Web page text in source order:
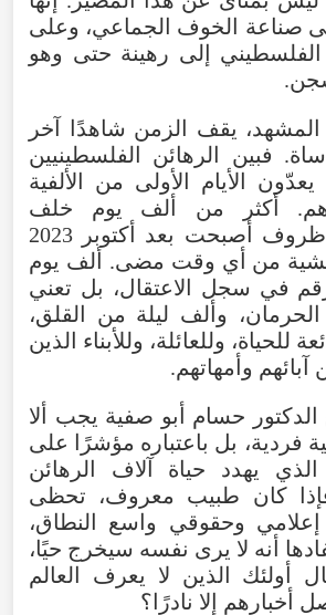
صناعة الخوف الجماعي، وعلى
الفلسطيني إلى رهينة حتى وهو
.
المشهد، يقف الزمن شاهدًا آخر
. فبين الرهائن الفلسطينيين
يعدّون الأيام الأولى من الألفية
. أكثر من ألف يوم
خلف
ظروف أصبحت بعد أكتوبر
من أي وقت مضى. ألف يوم
في سجل الاعتقال، بل تعني
الحرمان، وألف ليلة من القلق،
للحياة، وللعائلة، وللأبناء الذين
آبائهم وأمهاتهم.
الدكتور حسام أبو صفية يجب ألا
فردية، بل باعتباره مؤشرًا على
الذي يهدد حياة آلاف
الرهائن
كان طبيب معروف، تحظى
إعلامي وحقوقي واسع النطاق،
أنه لا يرى نفسه سيخرج حيًا،
أولئك الذين لا يعرف
العالم
أخبارهم إلا نادرًا؟